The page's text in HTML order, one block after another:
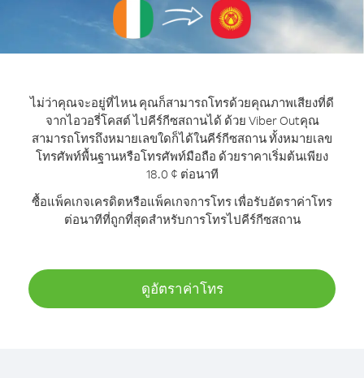
ไม่ว่าคุณจะอยู่ที่ไหน คุณก็สามารถโทรด้วยคุณภาพเสียงที่ดี
จากไอวอรี่โคสต์ ไปคีร์กีซสถานได้ ด้วย Viber Outคุณ
สามารถโทรถึงหมายเลขใดก็ได้ในคีร์กีซสถาน ทั้งหมายเลข
โทรศัพท์พื้นฐานหรือโทรศัพท์มือถือ ด้วยราคาเริ่มต้นเพียง
18.0 ¢ ต่อนาที
ซื้อแพ็คเกจเครดิตหรือแพ็คเกจการโทร เพื่อรับอัตราค่าโทร
ต่อนาทีที่ถูกที่สุดสำหรับการโทรไปคีร์กีซสถาน
ดูอัตราค่าโทร